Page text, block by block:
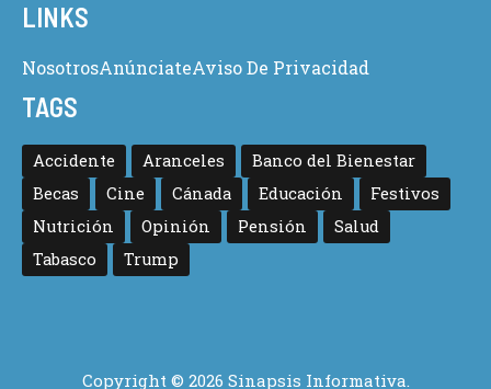
LINKS
NosotrosAnúnciateAviso De Privacidad
TAGS
Accidente Aranceles
Banco del Bienestar
Becas
Cine Cánada Educación
Festivos
Nutrición
Opinión Pensión
Salud
Tabasco
Trump
Copyright © 2026 Sinapsis Informativa.